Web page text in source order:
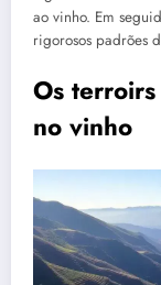
ao vinho. Em
rigorosos padrões
Os
no vinho